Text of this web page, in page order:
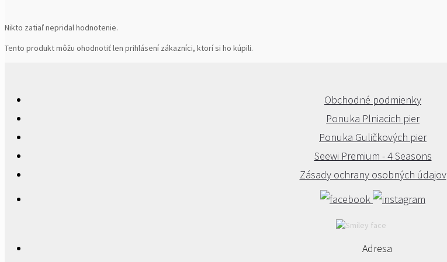
Nikto zatiaľ nepridal hodnotenie.
Tento produkt môžu ohodnotiť len prihlásení zákazníci, ktorí si ho kúpili.
Obchodné podmienky
Ponuka Plniacich pier
Ponuka Guličkových pier
Seewi Premium - 4 Seasons
Zásady ochrany osobných údajov
Adresa